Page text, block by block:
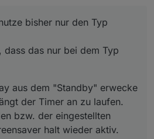
bzw. ein Touch ausgelöst wird,
würde.
was ich meine^^
bisher nur den Typ
das nur bei dem Typ
aus dem "Standby" erwecke
der Timer an zu laufen.
bzw. der eingestellten
halt wieder aktiv.